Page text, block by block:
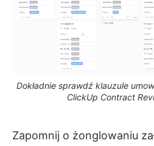
Dokładnie sprawdź klauzule
ClickUp Contract
Zapomnij o żonglowaniu